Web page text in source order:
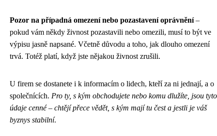
Pozor na případná omezení nebo pozastavení oprávnění–
pokud vám někdy živnost pozastavili nebo omezili, musí to být ve
výpisu jasně napsané. Včetně důvodu a toho, jak dlouho omezení
trvá. Totéž platí, když jste nějakou živnost zrušili.
U firem se dostanete i k informacím o lidech, kteří za ni jednají, a o
společnících. Pro ty, s kým obchodujete nebo komu dlužíte, jsou tyto
údaje cenné – chtějí přece vědět, s kým mají tu čest a jestli je váš
byznys stabilní.